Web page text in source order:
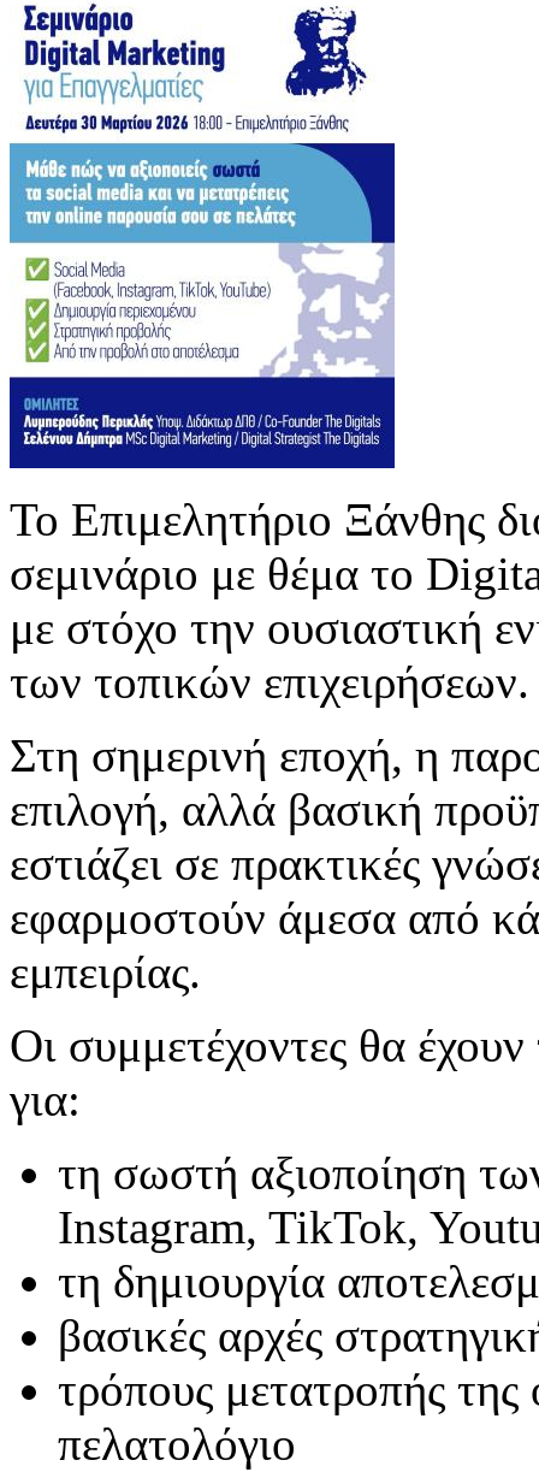
Το Επιμελητήριο Ξάνθης
σεμινάριο με θέμα το
με στόχο την ουσιαστική
των τοπικών επιχειρήσεων.
Στη σημερινή εποχή, η
επιλογή, αλλά βασική
εστιάζει σε πρακτικές
εφαρμοστούν άμεσα από
εμπειρίας.
Οι συμμετέχοντες θα
για:
τη σωστή αξιοποίηση
Instagram, TikTok,
τη δημιουργία
βασικές αρχές
τρόπους μετατροπής
πελατολόγιο